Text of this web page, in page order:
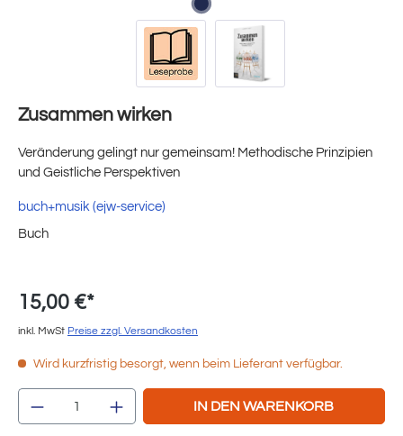
Zusammen wirken
Veränderung gelingt nur gemeinsam! Methodische Prinzipien
und Geistliche Perspektiven
buch+musik (ejw-service)
Buch
15,00 €*
inkl. MwSt Preise zzgl. Versandkosten
Wird kurzfristig besorgt, wenn beim Lieferant verfügbar.
Produkt Anzahl: Gib den gewünschten
IN DEN WARENKORB